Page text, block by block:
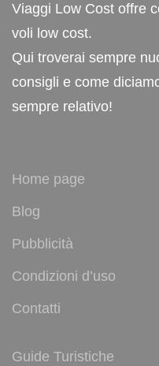
Viaggi Low Cost offre
voli low cost.
Qui troverai sempre
consigli e come
sempre relativo!
Home page
Blog
Pubblicità
Condizioni d’uso
Contatti
Guide Turistiche